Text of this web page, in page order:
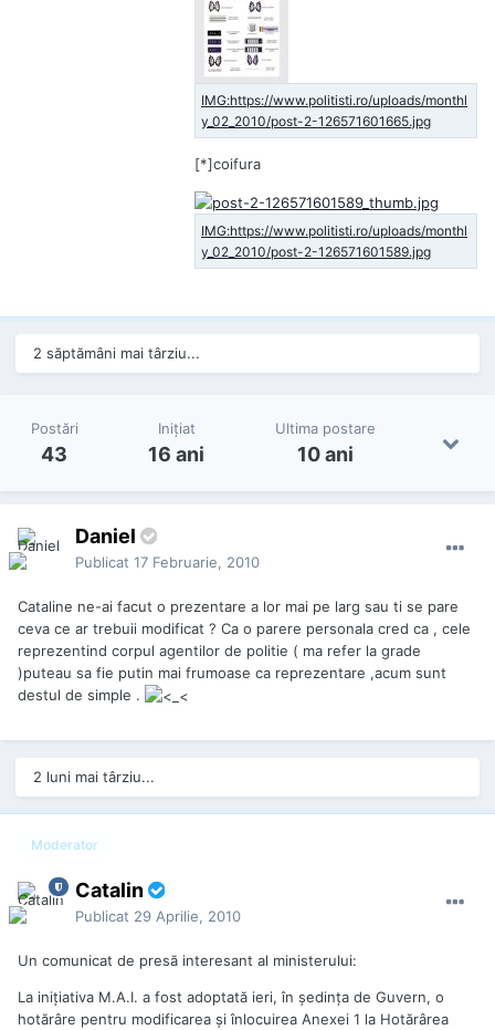
[*]coifura
2 săptămâni mai târziu...
Postări
43
Iniţiat
16 ani
Ultima postare
10 ani
Daniel
Publicat 17 Februarie, 2010
Cataline ne-ai facut o prezentare a lor mai pe larg sau ti se pare
ceva ce ar trebuii modificat ? Ca o parere personala cred ca , cele
reprezentind corpul agentilor de politie ( ma refer la grade
)puteau sa fie putin mai frumoase ca reprezentare ,acum sunt
destul de simple .
2 luni mai târziu...
Moderator
Catalin
Publicat 29 Aprilie, 2010
Un comunicat de presă interesant al ministerului:
La iniţiativa M.A.I. a fost adoptată ieri, în şedinţa de Guvern, o
hotărâre pentru modificarea şi înlocuirea Anexei 1 la Hotărârea